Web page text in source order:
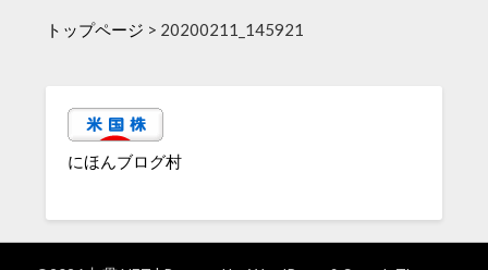
トップページ > 20200211_145921
にほんブログ村